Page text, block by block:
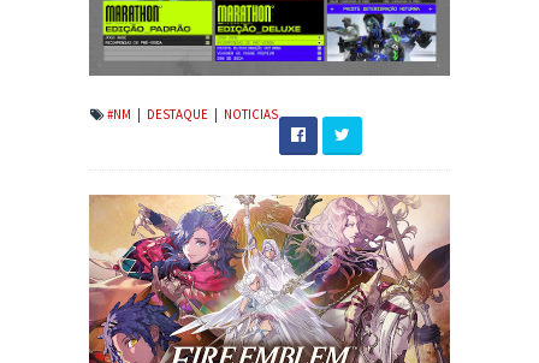
#NM DESTAQUE NOTICIAS